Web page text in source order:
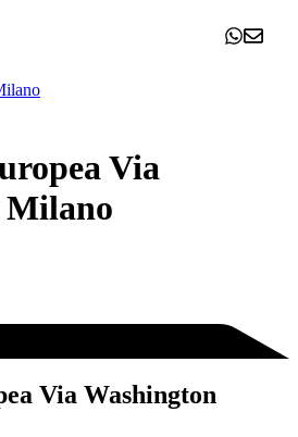
Via
Milano
Via Washington